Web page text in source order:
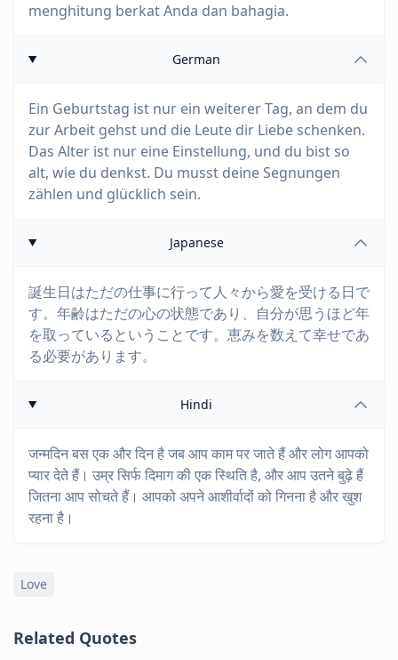
menghitung berkat Anda dan bahagia.
German
Ein Geburtstag ist nur ein weiterer Tag, an dem du
zur Arbeit gehst und die Leute dir Liebe schenken.
Das Alter ist nur eine Einstellung, und du bist so
alt, wie du denkst. Du musst deine Segnungen
zählen und glücklich sein.
Japanese
誕生日はただの仕事に行って人々から愛を受ける日で
す。年齢はただの心の状態であり、自分が思うほど年
を取っているということです。恵みを数えて幸せであ
る必要があります。
Hindi
जन्मदिन बस एक और दिन है जब आप काम पर जाते हैं और लोग आपको
प्यार देते हैं। उम्र सिर्फ दिमाग की एक स्थिति है, और आप उतने बुढ़े हैं
जितना आप सोचते हैं। आपको अपने आशीर्वादों को गिनना है और खुश
रहना है।
Love
Related Quotes